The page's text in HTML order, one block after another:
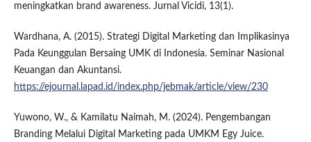
meningkatkan brand awareness. Jurnal Vicidi, 13(1).
Wardhana, A. (2015). Strategi Digital Marketing dan Implikasinya
Pada Keunggulan Bersaing UMK di Indonesia. Seminar Nasional
Keuangan dan Akuntansi.
https://ejournal.lapad.id/index.php/jebmak/article/view/230
Yuwono, W., & Kamilatu Naimah, M. (2024). Pengembangan
Branding Melalui Digital Marketing pada UMKM Egy Juice.